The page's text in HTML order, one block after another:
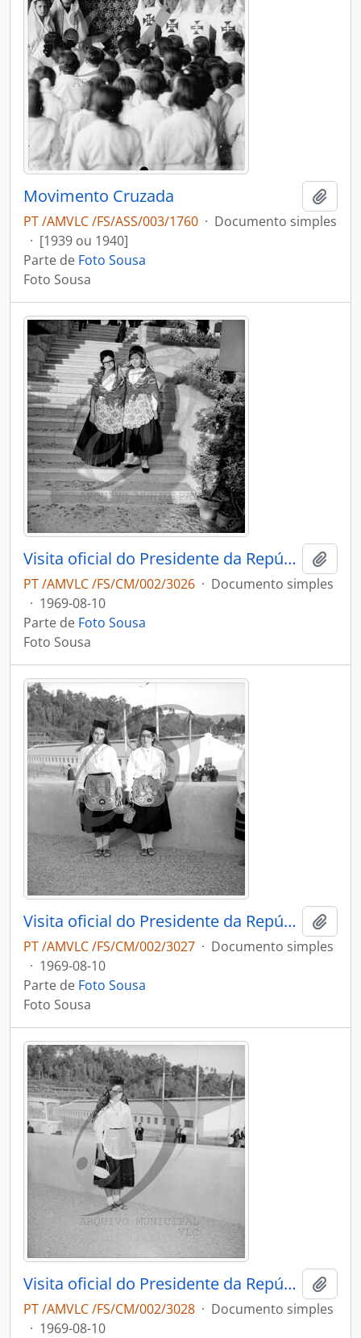
Movimento Cruzada
PT /AMVLC /FS/ASS/003/1760 · Documento simples
· [1939 ou 1940]
Parte de Foto Sousa
Foto Sousa
Visita oficial do Presidente da República, Américo de Deus Rodrigues Tomás
PT /AMVLC /FS/CM/002/3026 · Documento simples
· 1969-08-10
Parte de Foto Sousa
Foto Sousa
Visita oficial do Presidente da República, Américo de Deus Rodrigues Tomás
PT /AMVLC /FS/CM/002/3027 · Documento simples
· 1969-08-10
Parte de Foto Sousa
Foto Sousa
Visita oficial do Presidente da República, Américo de Deus Rodrigues Tomás
PT /AMVLC /FS/CM/002/3028 · Documento simples
· 1969-08-10